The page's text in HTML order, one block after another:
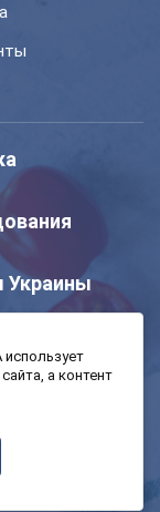
Украины
использует
а контент